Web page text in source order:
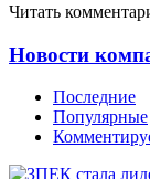
Читать
Новости
Последние
Популярные